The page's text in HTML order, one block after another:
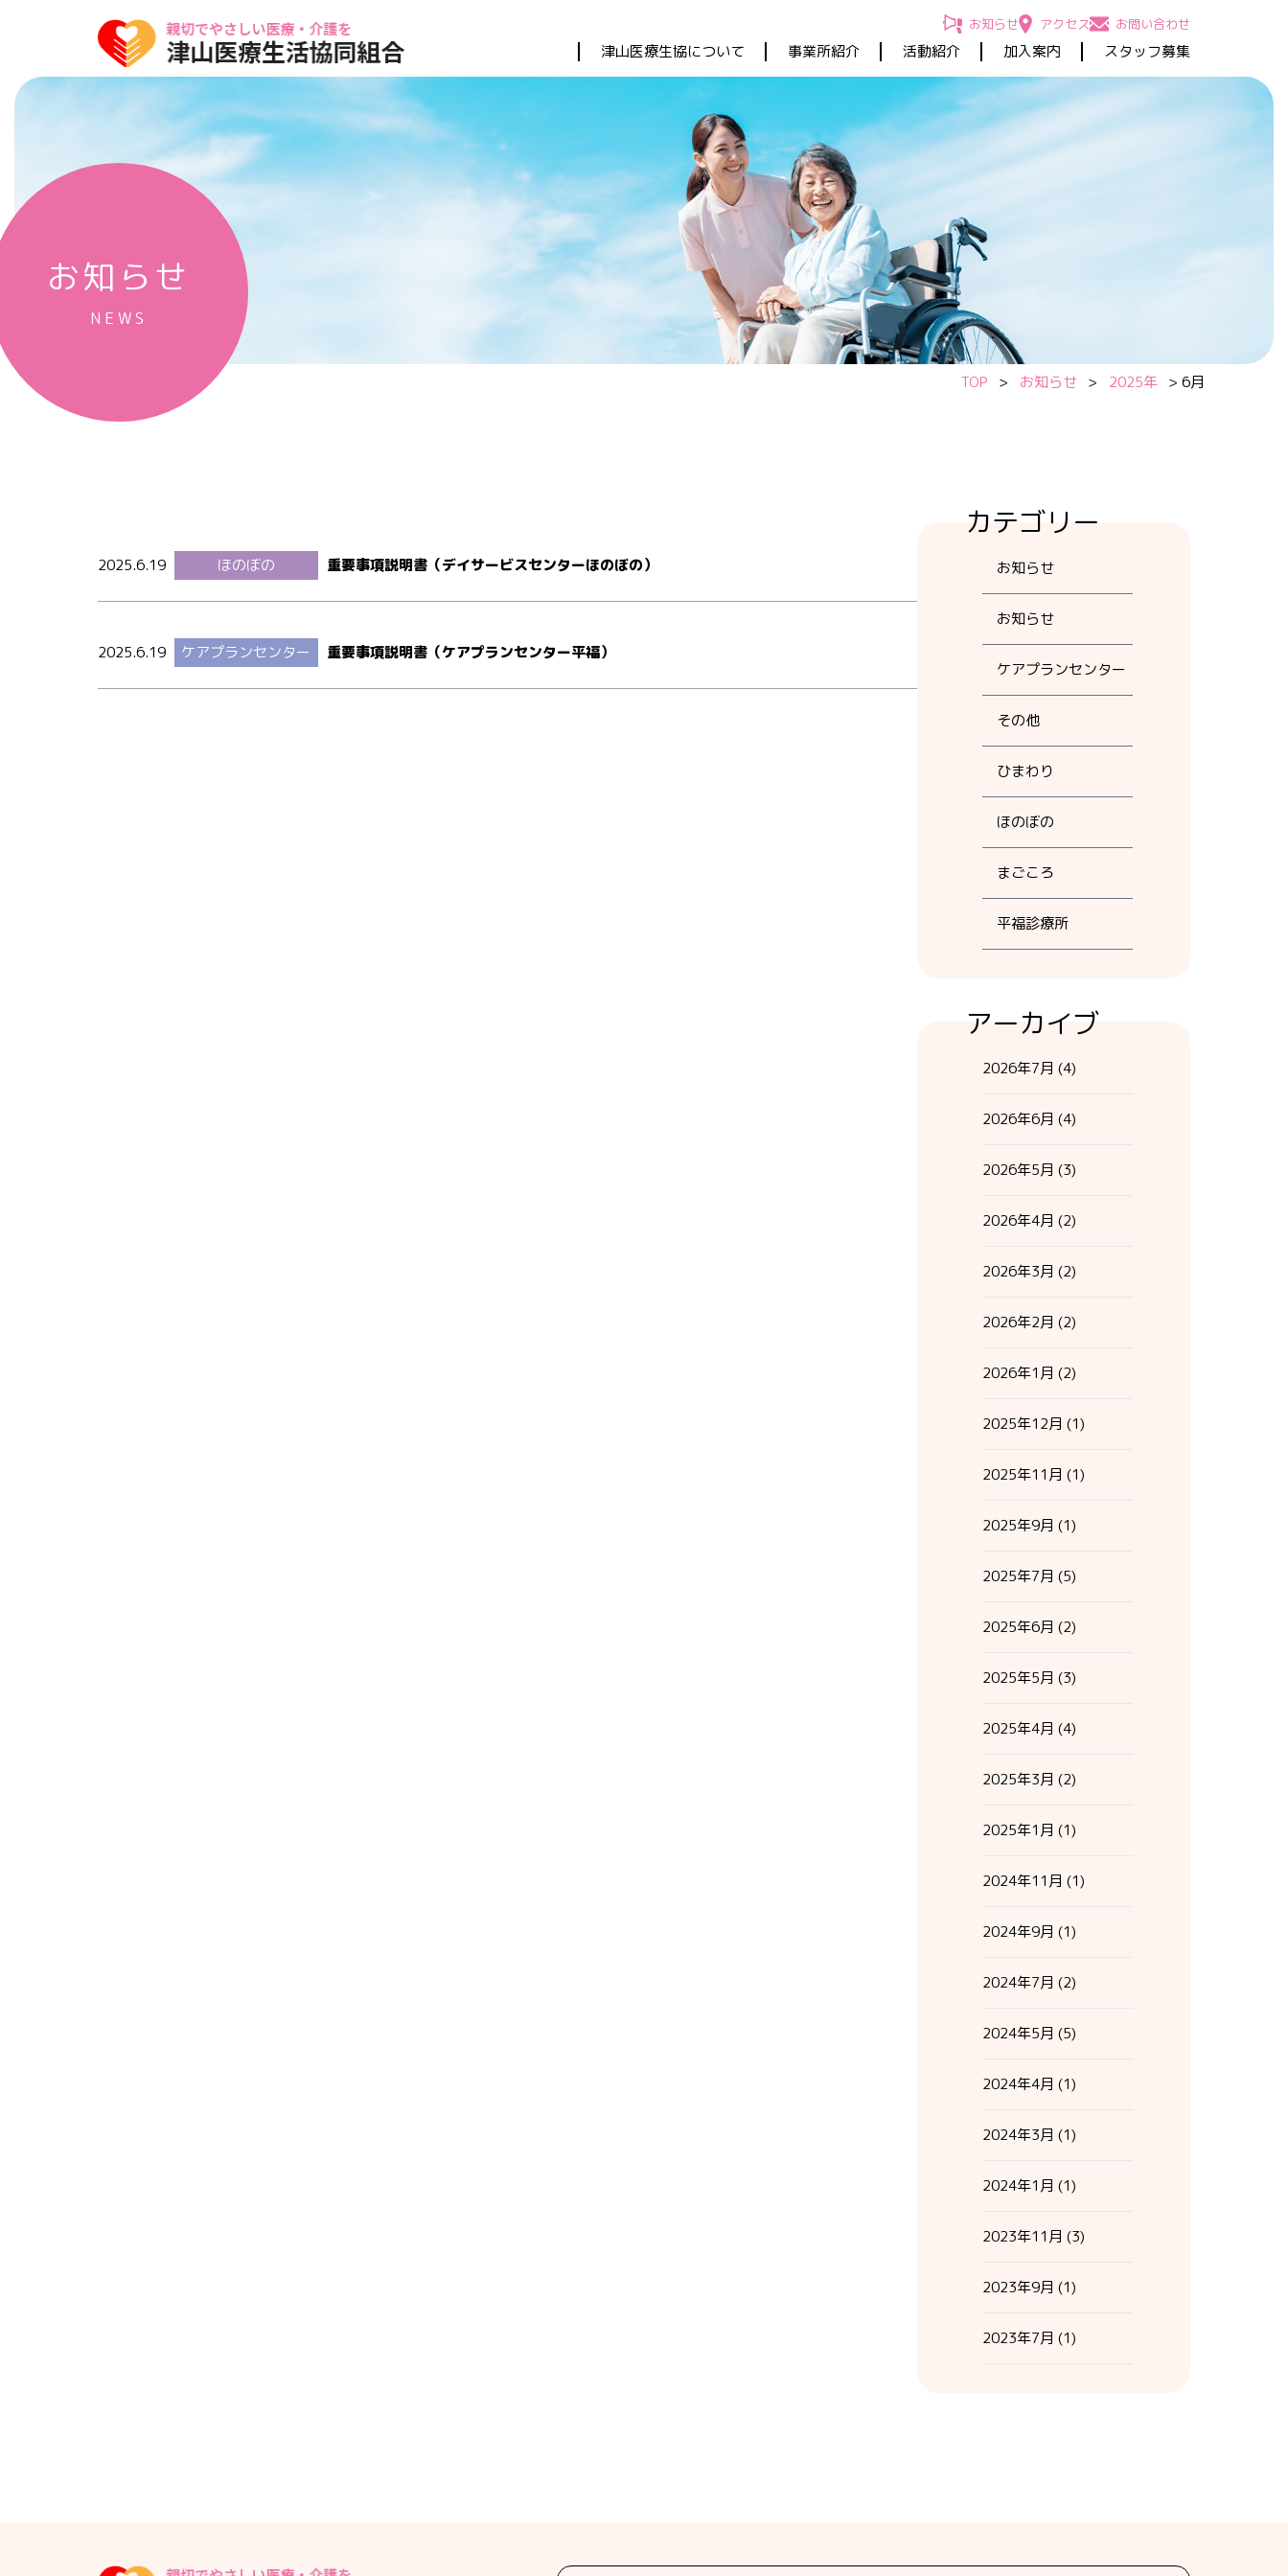
内容をスキップ
お知らせ アクセス お問い合わせ
津山医療生協について 事業所紹介 活動紹介 加入案内 スタッフ募集
お知らせ
NEWS
TOP > お知らせ > 2025年 > 6月
2025.6.19 ほのぼの 重要事項説明書（デイサービスセンターほのぼの）
2025.6.19 ケアプランセンター 重要事項説明書（ケアプランセンター平福）
カテゴリー
お知らせ
お知らせ
ケアプランセンター
その他
ひまわり
ほのぼの
まごころ
平福診療所
アーカイブ
2026年7月 (4)
2026年6月 (4)
2026年5月 (3)
2026年4月 (2)
2026年3月 (2)
2026年2月 (2)
2026年1月 (2)
2025年12月 (1)
2025年11月 (1)
2025年9月 (1)
2025年7月 (5)
2025年6月 (2)
2025年5月 (3)
2025年4月 (4)
2025年3月 (2)
2025年1月 (1)
2024年11月 (1)
2024年9月 (1)
2024年7月 (2)
2024年5月 (5)
2024年4月 (1)
2024年3月 (1)
2024年1月 (1)
2023年11月 (3)
2023年9月 (1)
2023年7月 (1)